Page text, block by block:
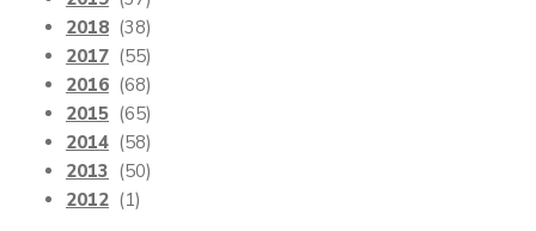
2018 (38)
2017 (55)
2016 (68)
2015 (65)
2014 (58)
2013 (50)
2012 (1)